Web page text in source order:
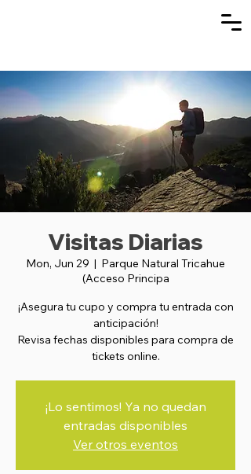
Visitas Diarias
Mon, Jun 29
  |
Parque Natural Tricahue
(Acceso Principa
¡Asegura tu cupo y compra tu entrada con
anticipación!
Revisa fechas disponibles para compra de
tickets online.
¡Lo sentimos! Ya no quedan
entradas disponibles
Ver otros eventos